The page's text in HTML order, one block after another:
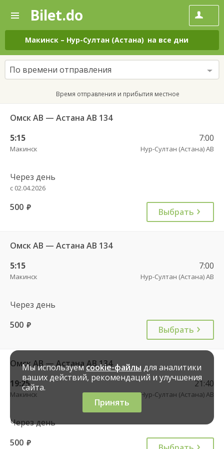
—
Поиск
и
покупка
билетов
на
автобус
онлайн
Bilet.do
Макинск – Нур-Султан (Астана) на все дни
По времени отправления
Время отправления и прибытия местное
Омск АВ — Астана АВ 134
5:15
Макинск
7:00
Нур-Султан (Астана) АВ
Через день
с 02.04.2026
500 руб. Выбрать
Омск АВ — Астана АВ 134
5:15
Макинск
7:00
Нур-Султан (Астана) АВ
Через день
500 руб. Выбрать
Омск АВ — Астана АВ 134
19:25
Макинск
21:40
Нур-Султан (Астана) АВ
Через день
500 руб.
Мы используем cookie-файлы для аналитики
ваших действий, рекомендаций и улучшения
сайта.
Принять